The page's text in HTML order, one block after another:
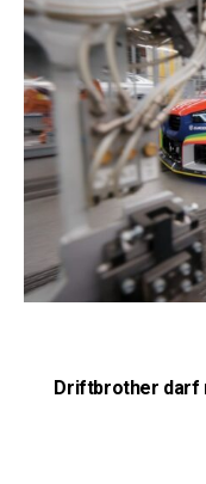
Driftbrother darf